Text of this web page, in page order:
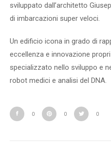
sviluppato dall’architetto
di imbarcazioni super veloci.
Un edificio icona in grado di
eccellenza e innovazione
specializzato nello sviluppo e
robot medici e analisi del DNA.
0 0 0